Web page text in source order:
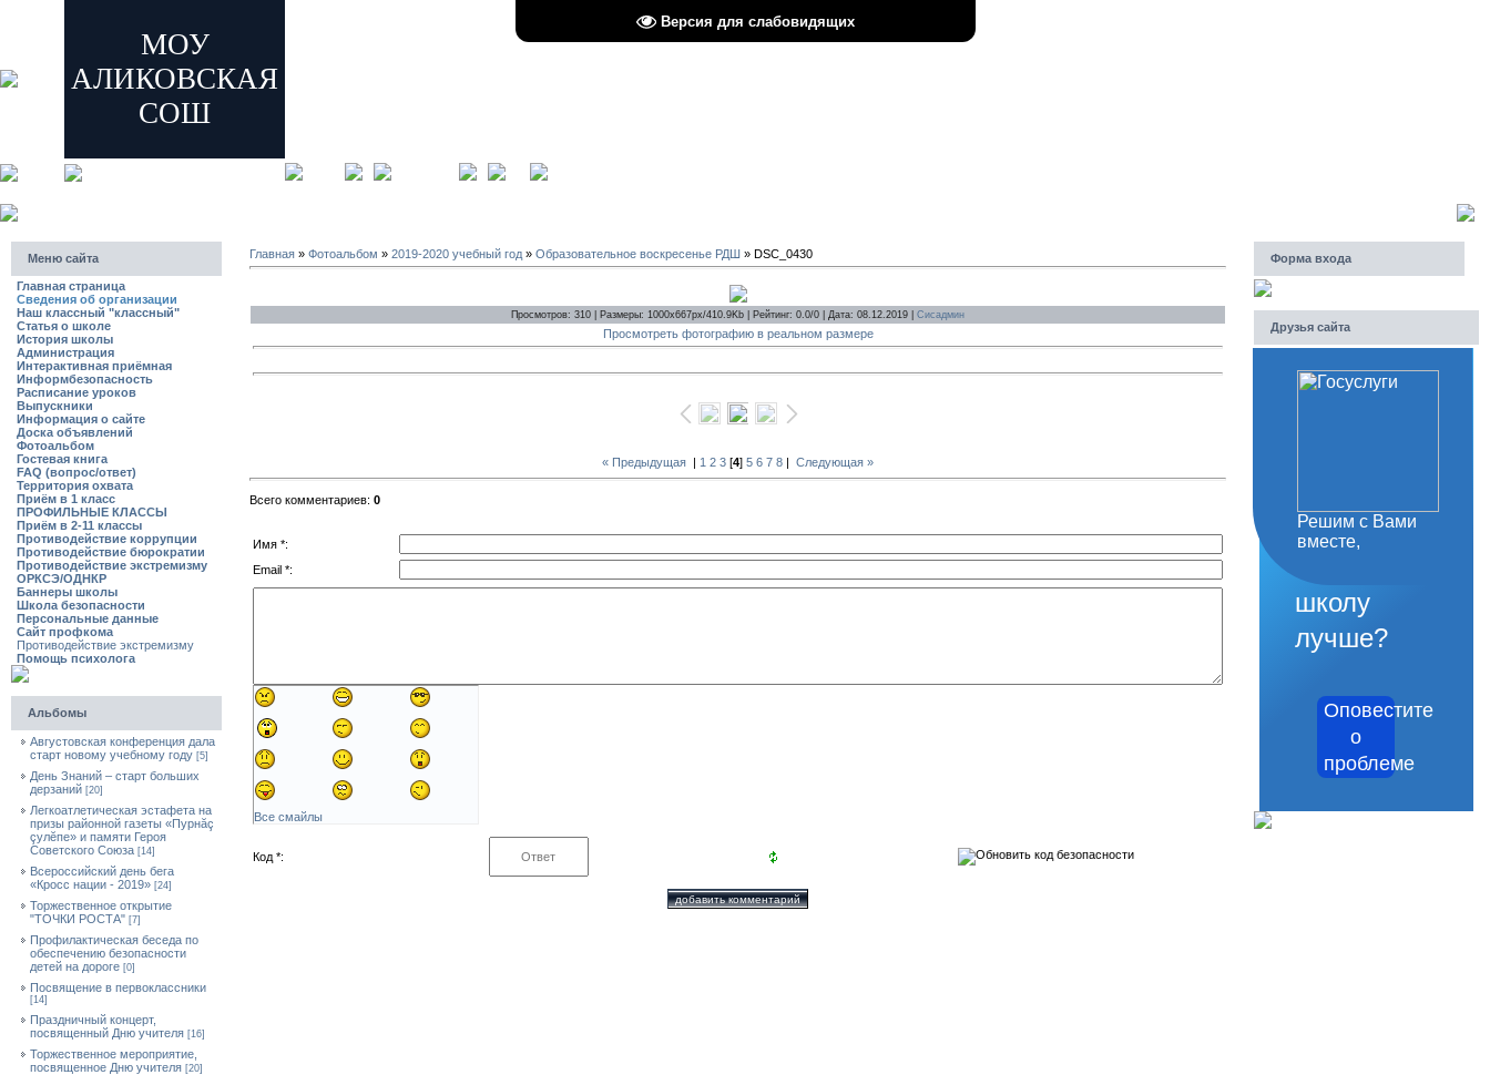
Версия для слабовидящих
МОУ
АЛИКОВСКАЯ
СОШ
Меню сайта
Главная страница
Сведения об организации
Наш классный "классный"
Статья о школе
История школы
Администрация
Интерактивная приёмная
Информбезопасность
Расписание уроков
Выпускники
Информация о сайте
Доска объявлений
Фотоальбом
Гостевая книга
FAQ (вопрос/ответ)
Территория охвата
Приём в 1 класс
ПРОФИЛЬНЫЕ КЛАССЫ
Приём в 2-11 классы
Противодействие коррупции
Противодействие бюрократии
Противодействие экстремизму
ОРКСЭ/ОДНКР
Баннеры школы
Школа безопасности
Персональные данные
Сайт профкома
Противодействие экстремизму
Помощь психолога
Альбомы
Августовская конференция дала
старт новому учебному году [5]
День Знаний – старт больших
дерзаний [20]
Легкоатлетическая эстафета на
призы районной газеты «Пурнăç
çулĕпе» и памяти Героя
Советского Союза [14]
Всероссийский день бега
«Кросс нации - 2019» [24]
Торжественное открытие
"ТОЧКИ РОСТА" [7]
Профилактическая беседа по
обеспечению безопасности
детей на дороге [0]
Посвящение в первоклассники
[14]
Праздничный концерт,
посвященный Дню учителя [16]
Торжественное мероприятие,
посвященное Дню учителя [20]
Главная » Фотоальбом » 2019-2020 учебный год » Образовательное воскресенье РДШ » DSC_0430
Просмотров: 310 | Размеры: 1000x667px/410.9Kb | Рейтинг: 0.0/0 | Дата: 08.12.2019 | Сисадмин
Просмотреть фотографию в реальном размере
« Предыдущая | 1 2 3 [4] 5 6 7 8 | Следующая »
Всего комментариев: 0
Имя *:
Email *:
Все смайлы
Код *:
Форма входа
Друзья сайта
Решим с Вами
вместе,
как
школу
лучше?
Оповестите
о
проблеме